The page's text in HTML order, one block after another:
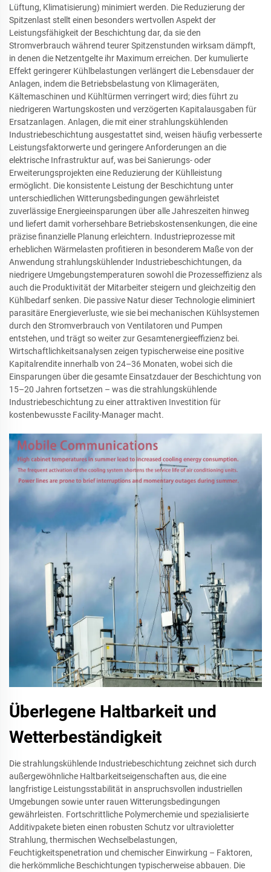
Lüftung, Klimatisierung) minimiert werden. Die Reduzierung der
Spitzenlast stellt einen besonders wertvollen Aspekt der
Leistungsfähigkeit der Beschichtung dar, da sie den
Stromverbrauch während teurer Spitzenstunden wirksam dämpft,
in denen die Netzentgelte ihr Maximum erreichen. Der kumulierte
Effekt geringerer Kühlbelastungen verlängert die Lebensdauer der
Anlagen, indem die Betriebsbelastung von Klimageräten,
Kältemaschinen und Kühltürmen verringert wird; dies führt zu
niedrigeren Wartungskosten und verzögerten Kapitalausgaben für
Ersatzanlagen. Anlagen, die mit einer strahlungskühlenden
Industriebeschichtung ausgestattet sind, weisen häufig verbesserte
Leistungsfaktorwerte und geringere Anforderungen an die
elektrische Infrastruktur auf, was bei Sanierungs- oder
Erweiterungsprojekten eine Reduzierung der Kühlleistung
ermöglicht. Die konsistente Leistung der Beschichtung unter
unterschiedlichen Witterungsbedingungen gewährleistet
zuverlässige Energieeinsparungen über alle Jahreszeiten hinweg
und liefert damit vorhersehbare Betriebskostensenkungen, die eine
präzise finanzielle Planung erleichtern. Industrieprozesse mit
erheblichen Wärmelasten profitieren in besonderem Maße von der
Anwendung strahlungskühlender Industriebeschichtungen, da
niedrigere Umgebungstemperaturen sowohl die Prozesseffizienz als
auch die Produktivität der Mitarbeiter steigern und gleichzeitig den
Kühlbedarf senken. Die passive Natur dieser Technologie eliminiert
parasitäre Energieverluste, wie sie bei mechanischen Kühlsystemen
durch den Stromverbrauch von Ventilatoren und Pumpen
entstehen, und trägt so weiter zur Gesamtenergieeffizienz bei.
Wirtschaftlichkeitsanalysen zeigen typischerweise eine positive
Kapitalrendite innerhalb von 24–36 Monaten, wobei sich die
Einsparungen über die gesamte Einsatzdauer der Beschichtung von
15–20 Jahren fortsetzen – was die strahlungskühlende
Industriebeschichtung zu einer attraktiven Investition für
kostenbewusste Facility-Manager macht.
Überlegene Haltbarkeit und
Wetterbeständigkeit
Die strahlungskühlende Industriebeschichtung zeichnet sich durch
außergewöhnliche Haltbarkeitseigenschaften aus, die eine
langfristige Leistungsstabilität in anspruchsvollen industriellen
Umgebungen sowie unter rauen Witterungsbedingungen
gewährleisten. Fortschrittliche Polymerchemie und spezialisierte
Additivpakete bieten einen robusten Schutz vor ultravioletter
Strahlung, thermischen Wechselbelastungen,
Feuchtigkeitspenetration und chemischer Einwirkung – Faktoren,
die herkömmliche Beschichtungen typischerweise abbauen. Die